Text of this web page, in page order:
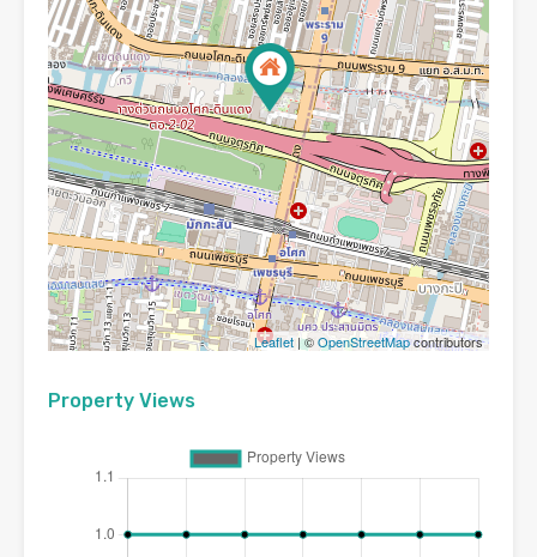
Leaflet | ©OpenStreetMapcontributors
Property Views